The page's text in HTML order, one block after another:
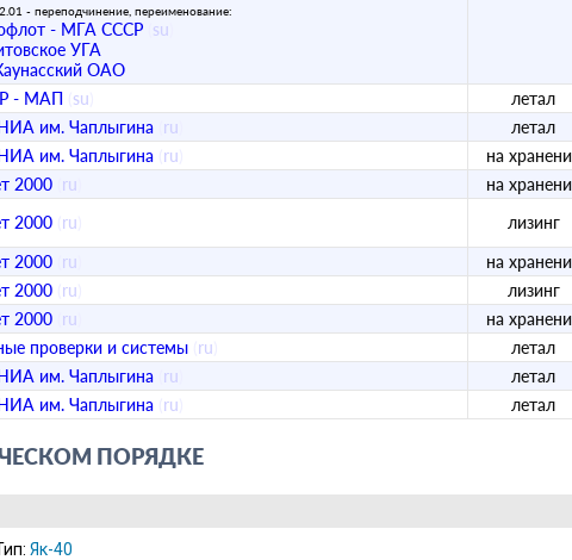
- переподчинение, переименование:
- МГА СССР su
УГА
ОАО
- МАП su
летал
им. Чаплыгина ru
летал
им. Чаплыгина ru на
2000 ru на
2000 ru лизинг
2000 ru на
2000 ru лизинг
2000 ru на
проверки и системы ru летал
им. Чаплыгина ru
летал
им. Чаплыгина ru летал
ПОРЯДКЕ
Як-40